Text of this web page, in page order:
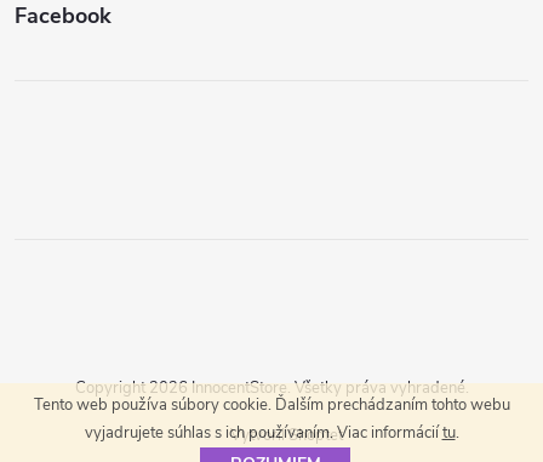
Tento web používa súbory cookie. Ďalším prechádzaním tohto webu
vyjadrujete súhlas s ich používaním. Viac informáciítu.
Facebook
Vytvoril Shoptet
Copyright 2026 InnocentStore. Všetky práva vyhradené.